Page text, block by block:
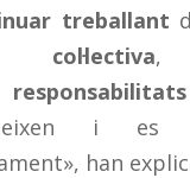
treballant
col·lectiva,
responsabilitats
i es
han